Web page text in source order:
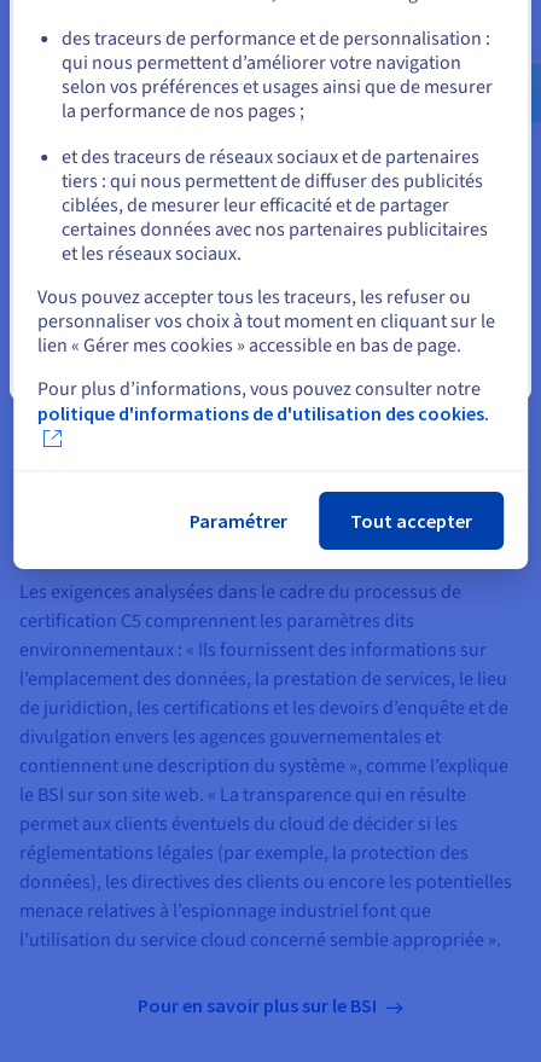
certification C5 peut permettre de prouver et attester de la
conformité d’une plateforme avec les contrôles de sécurité
pertinents. Le C5 ajoute le niveau de sécurité informatique
avec la présence de contrôles spécifiques au cloud.
Pour en savoir plus sur les critères C5
Les exigences analysées dans le cadre du processus de
certification C5 comprennent les paramètres dits
environnementaux : « Ils fournissent des informations sur
l’emplacement des données, la prestation de services, le lieu
de juridiction, les certifications et les devoirs d’enquête et de
divulgation envers les agences gouvernementales et
contiennent une description du système », comme l’explique
le BSI sur son site web. « La transparence qui en résulte
permet aux clients éventuels du cloud de décider si les
réglementations légales (par exemple, la protection des
données), les directives des clients ou encore les potentielles
menace relatives à l’espionnage industriel font que
l’utilisation du service cloud concerné semble appropriée ».
Pour en savoir plus sur le BSI
Allez sur le site États-Unis
us.ovhcloud.com/
Anglais USD - $
ou
Rester sur le site actuel
Sélectionner un autre site web
des traceurs de performance et de personnalisation :
qui nous permettent d’améliorer votre navigation
selon vos préférences et usages ainsi que de mesurer
la performance de nos pages ;
et des traceurs de réseaux sociaux et de partenaires
tiers : qui nous permettent de diffuser des publicités
ciblées, de mesurer leur efficacité et de partager
certaines données avec nos partenaires publicitaires
et les réseaux sociaux.
Vous pouvez accepter tous les traceurs, les refuser ou
personnaliser vos choix à tout moment en cliquant sur le
lien « Gérer mes cookies » accessible en bas de page.
Pour plus d’informations, vous pouvez consulter notre
politique d'informations de d'utilisation des cookies.
Paramétrer Tout accepter